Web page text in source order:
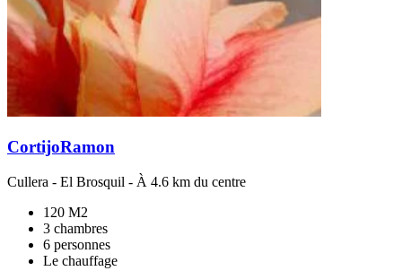
CortijoRamon
Cullera - El Brosquil - À 4.6 km du centre
120 M2
3 chambres
6 personnes
Le chauffage